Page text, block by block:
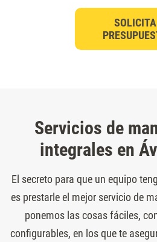
SOLICITA
Servicios de
integrales en
El secreto para que un equipo
es prestarle el mejor servicio de
ponemos las cosas fáciles,
configurables, en los que te